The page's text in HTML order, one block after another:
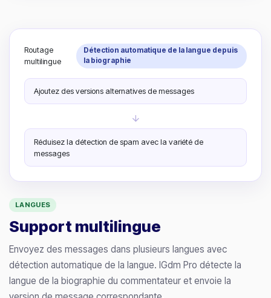
LANGUES
Support multilingue
Envoyez des messages dans plusieurs langues avec
détection automatique de la langue. IGdm Pro détecte la
langue de la biographie du commentateur et envoie la
Routage
multilingue
Détection automatique de la langue depuis
la biographie
Ajoutez des versions alternatives de messages
Réduisez la détection de spam avec la variété de
messages